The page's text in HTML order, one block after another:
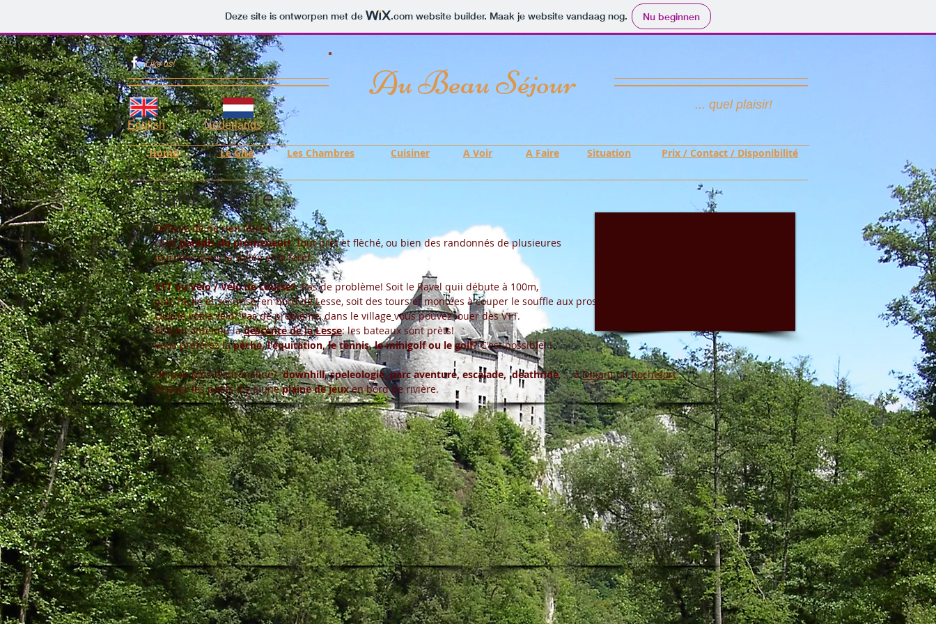
Deze site is ontworpen met de .com website builder. Maak je website vandaag nog. Nu beginnen
Like us! Au Beau Séjour
... quel plaisir!
English Nederlands
Home Le Gîte Les Chambres Cuisiner A Voir A Faire Situation Prix / Contact / Disponibilité
Tant à faire...
Difficile de ne rien faire ici...
Quelparadis du promeneur!Tout prèt et flèché, ou bien des randonnés de plusieures
journées dans la vallée et la forèt.
VTT ou Vélo / Vélo de course? Pas de problème! Soit le Ravel quii débute à 100m,
plat, facile et sécurisé, en bord de Lesse, soit des tours et montées à couper le souffle aux pros!
Oublié votre vélo? Pas de problème, dans le village vous pouvez louer des VTT.
Et bien entendu ladéscente de la Lesse: les bateaux sont prèts!
Vous préférez lapèche, l'équitation, le tennis, le minigolf ou le golf?C'est possible! !
Un peu plus d'adrénaline?downhill, speleologie, parc aventure, escalade, deathride, … àDinantouRochefort.
Et pour les petits il y a uneplaine de jeuxen bord de rivière.